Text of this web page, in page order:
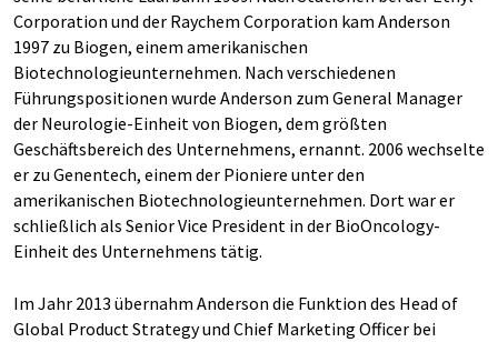
Corporation und der Raychem Corporation kam Anderson
1997 zu Biogen, einem amerikanischen
Biotechnologieunternehmen. Nach verschiedenen
Führungspositionen wurde Anderson zum General Manager
der Neurologie-Einheit von Biogen, dem größten
Geschäftsbereich des Unternehmens, ernannt. 2006 wechselte
er zu Genentech, einem der Pioniere unter den
amerikanischen Biotechnologieunternehmen. Dort war er
schließlich als Senior Vice President in der BioOncology-
Einheit des Unternehmens tätig.
Im Jahr 2013 übernahm Anderson die Funktion des Head of
Global Product Strategy und Chief Marketing Officer bei